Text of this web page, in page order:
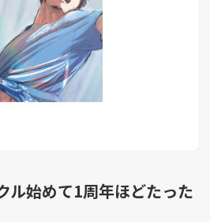
ル始めて1周年ほどたった